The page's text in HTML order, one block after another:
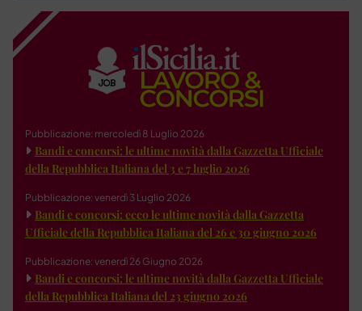
Pubblicazione: mercoledì 8 Luglio 2026
Bandi e concorsi: le ultime novità dalla Gazzetta Ufficiale
della Repubblica Italiana del 3 e 7 luglio 2026
Pubblicazione: venerdì 3 Luglio 2026
Bandi e concorsi: ecco le ultime novità dalla Gazzetta
Ufficiale della Repubblica Italiana del 26 e 30 giugno 2026
Pubblicazione: venerdì 26 Giugno 2026
Bandi e concorsi: le ultime novità dalla Gazzetta Ufficiale
della Repubblica Italiana del 23 giugno 2026